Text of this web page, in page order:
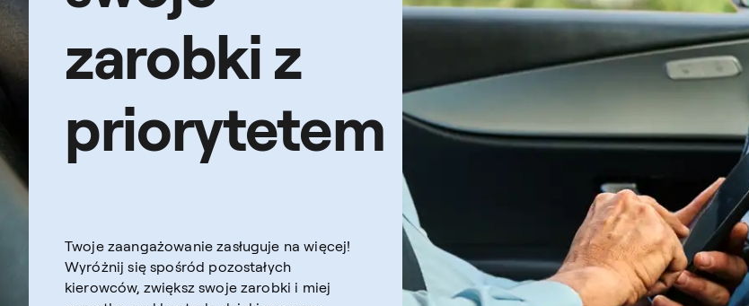
zarobki z
priorytetem
Twoje zaangażowanie zasługuje na więcej!
Wyróżnij się spośród pozostałych
kierowców, zwiększ swoje zarobki i miej